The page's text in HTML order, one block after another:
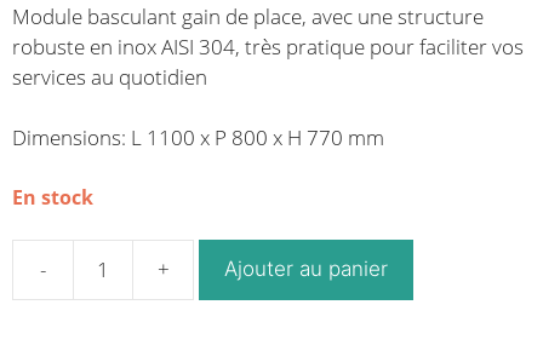
Module basculant gain de place, avec une structure
robuste en inox AISI 304, très pratique pour faciliter vos
services au quotidien
Dimensions: L 1100 x P 800 x H 770 mm
En stock
quantité
Ajouter au panier